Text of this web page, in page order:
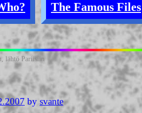
The Famous Files
lähtö Pariisiin
by svante